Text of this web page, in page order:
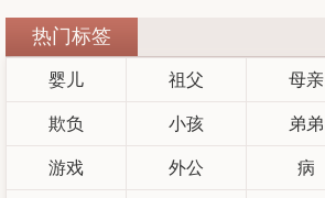
热门标签
婴儿 祖父 母亲
欺负 小孩 弟弟
游戏 外公 病